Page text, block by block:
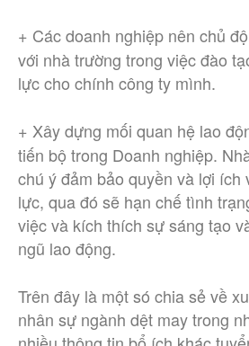
+ Các doanh nghiệp nên chủ
với nhà trường trong việc đào
lực cho chính công ty mình.
+ Xây dựng mối quan hệ lao
tiến bộ trong Doanh nghiệp.
chú ý đảm bảo quyền và lợi ích
lực, qua đó sẽ hạn chế tình
việc và kích thích sự sáng tạo
ngũ lao động.
Trên đây là một só chia sẻ về
nhân sự ngành dệt may trong